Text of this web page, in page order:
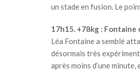
un stade en fusion. Le
17h15. +78kg : Fontaine
Léa Fontaine a semblé
désormais très
après moins d’une minute,